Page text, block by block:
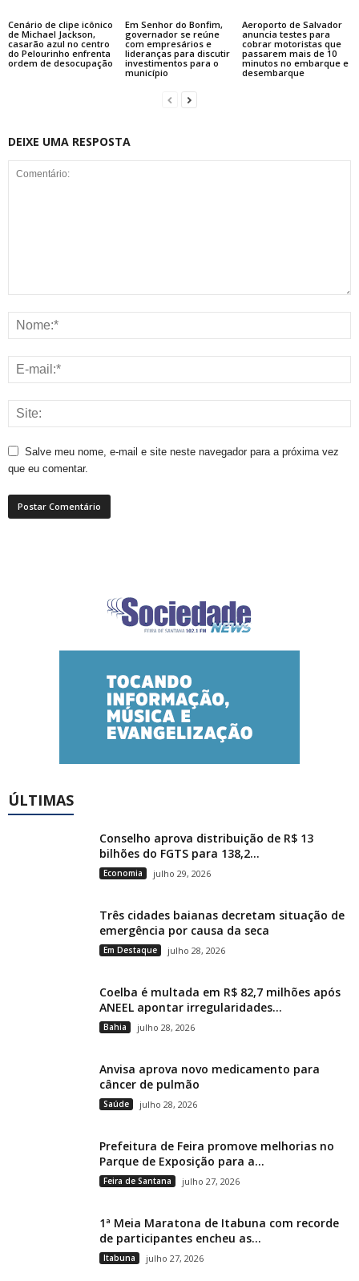
Cenário de clipe icônico
de Michael Jackson,
casarão azul no centro
do Pelourinho enfrenta
ordem de desocupação
Em Senhor do Bonfim,
governador se reúne
com empresários e
lideranças para discutir
investimentos para o
município
Aeroporto de Salvador
anuncia testes para
cobrar motoristas que
passarem mais de 10
minutos no embarque e
desembarque
DEIXE UMA RESPOSTA
Salve meu nome, e-mail e site neste navegador para a próxima vez
que eu comentar.
ÚLTIMAS
Conselho aprova distribuição de R$ 13
bilhões do FGTS para 138,2...
Economia julho 29, 2026
Três cidades baianas decretam situação de
emergência por causa da seca
Em Destaque julho 28, 2026
Coelba é multada em R$ 82,7 milhões após
ANEEL apontar irregularidades...
Bahia julho 28, 2026
Anvisa aprova novo medicamento para
câncer de pulmão
Saúde julho 28, 2026
Prefeitura de Feira promove melhorias no
Parque de Exposição para a...
Feira de Santana julho 27, 2026
1ª Meia Maratona de Itabuna com recorde
de participantes encheu as...
Itabuna julho 27, 2026